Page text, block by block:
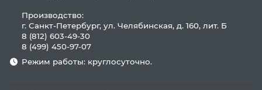
Производство:
г. Санкт-Петербург, ул. Челябинская, д. 160, лит. Б
8 (812) 603-49-30
8 (499) 450-97-07
Режим работы: круглосуточно.